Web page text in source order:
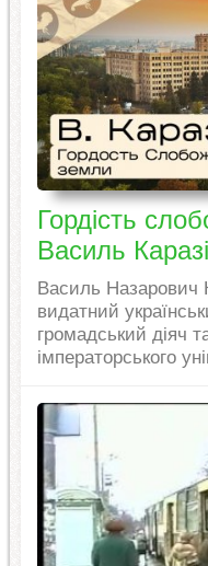
Гордість
Василь
Василь Назарович
видатний
громадський діяч
імператорського